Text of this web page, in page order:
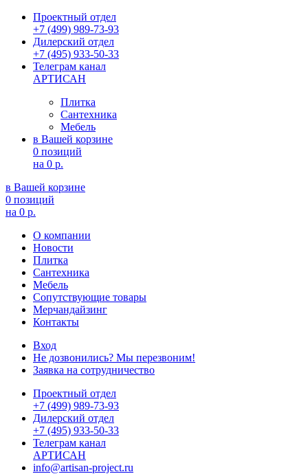
Проектный отдел
+7 (499) 989-73-93
Дилерский отдел
+7 (495) 933-50-33
Телеграм канал
АРТИСАН
Плитка
Сантехника
Мебель
в Вашей корзине
0 позиций
на 0 р.
в Вашей корзине
0 позиций
на 0 р.
О компании
Новости
Плитка
Сантехника
Мебель
Сопутствующие товары
Мерчандайзинг
Контакты
Вход
Не дозвонились? Мы перезвоним!
Заявка на сотрудничество
Проектный отдел
+7 (499) 989-73-93
Дилерский отдел
+7 (495) 933-50-33
Телеграм канал
АРТИСАН
info@artisan-project.ru